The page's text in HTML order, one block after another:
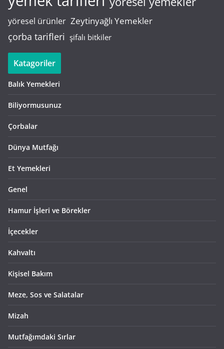
yöresel ürünler Zeytinyağlı Yemekler
çorba tarifleri şifalı bitkiler
Katagoriler
Balık Yemekleri
Biliyormusunuz
Çorbalar
Dünya Mutfağı
Et Yemekleri
Genel
Hamur İşleri ve Börekler
İçecekler
Kahvaltı
Kişisel Bakım
Meze, Sos ve Salatalar
Mizah
Mutfağımdaki Sırlar